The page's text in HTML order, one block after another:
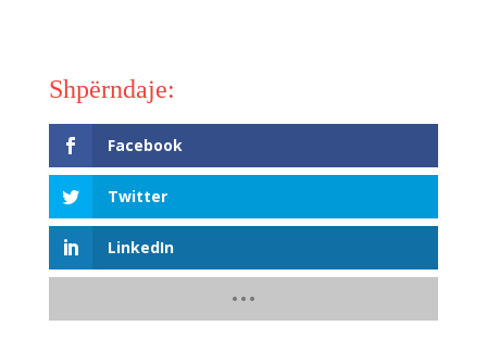
Facebook
Twitter
LinkedIn